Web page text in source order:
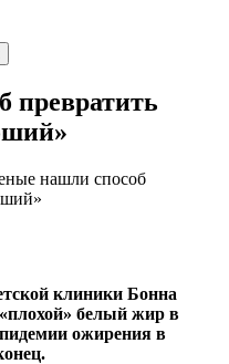
превратить
нашли способ
клиники Бонна
белый жир в
ожирения в